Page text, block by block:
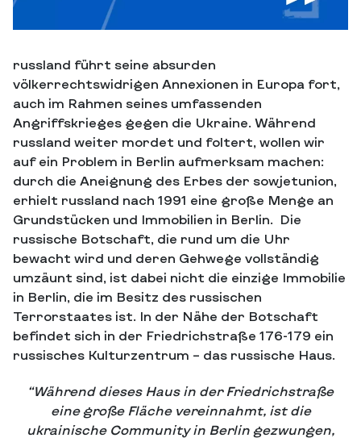
russland führt seine absurden
völkerrechtswidrigen Annexionen in Europa fort,
auch im Rahmen seines umfassenden
Angriffskrieges gegen die Ukraine. Während
russland weiter mordet und foltert, wollen wir
auf ein Problem in Berlin aufmerksam machen:
durch die Aneignung des Erbes der sowjetunion,
erhielt russland nach 1991 eine große Menge an
Grundstücken und Immobilien in Berlin. Die
russische Botschaft, die rund um die Uhr
bewacht wird und deren Gehwege vollständig
umzäunt sind, ist dabei nicht die einzige Immobilie
in Berlin, die im Besitz des russischen
Terrorstaates ist. In der Nähe der Botschaft
befindet sich in der Friedrichstraße 176-179 ein
russisches Kulturzentrum – das russische Haus.
“Während dieses Haus in der Friedrichstraße
eine große Fläche vereinnahmt, ist die
ukrainische Community in Berlin gezwungen,